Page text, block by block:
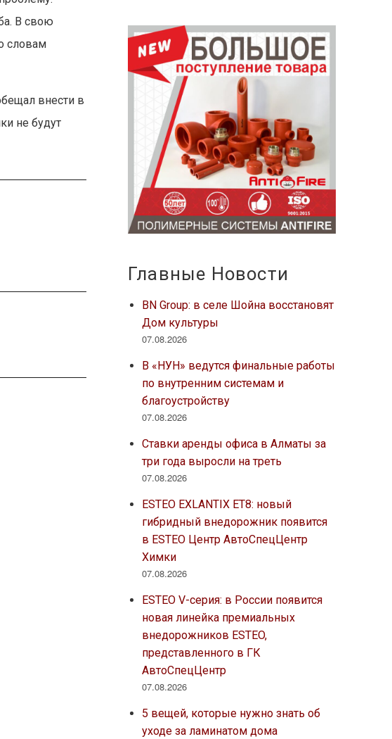
В свою
словам
внести в
не будут
Главные Новости
BN Group: в селе Шойна восстановят
Дом культуры
07.08.2026
В «НУН» ведутся финальные работы
по внутренним системам и
благоустройству
07.08.2026
Ставки аренды офиса в Алматы за
три года выросли на треть
07.08.2026
ESTEO EXLANTIX ET8: новый
гибридный внедорожник появится
в ESTEO Центр АвтоСпецЦентр
Химки
07.08.2026
ESTEO V-серия: в России появится
новая линейка премиальных
внедорожников ESTEO,
представленного в ГК
АвтоСпецЦентр
07.08.2026
5 вещей, которые нужно знать об
уходе за ламинатом дома